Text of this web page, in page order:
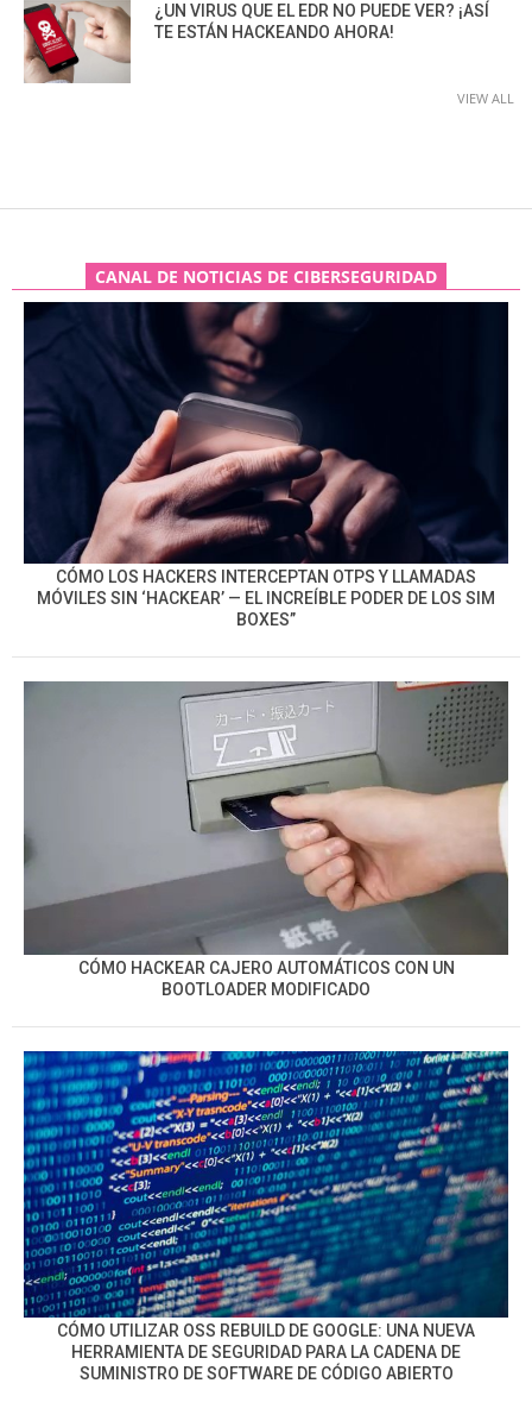
¿UN VIRUS QUE EL EDR NO PUEDE VER? ¡ASÍ
TE ESTÁN HACKEANDO AHORA!
VIEW ALL
CANAL DE NOTICIAS DE CIBERSEGURIDAD
CÓMO LOS HACKERS INTERCEPTAN OTPS Y LLAMADAS
MÓVILES SIN ‘HACKEAR’ — EL INCREÍBLE PODER DE LOS SIM
BOXES”
CÓMO HACKEAR CAJERO AUTOMÁTICOS CON UN
BOOTLOADER MODIFICADO
CÓMO UTILIZAR OSS REBUILD DE GOOGLE: UNA NUEVA
HERRAMIENTA DE SEGURIDAD PARA LA CADENA DE
SUMINISTRO DE SOFTWARE DE CÓDIGO ABIERTO